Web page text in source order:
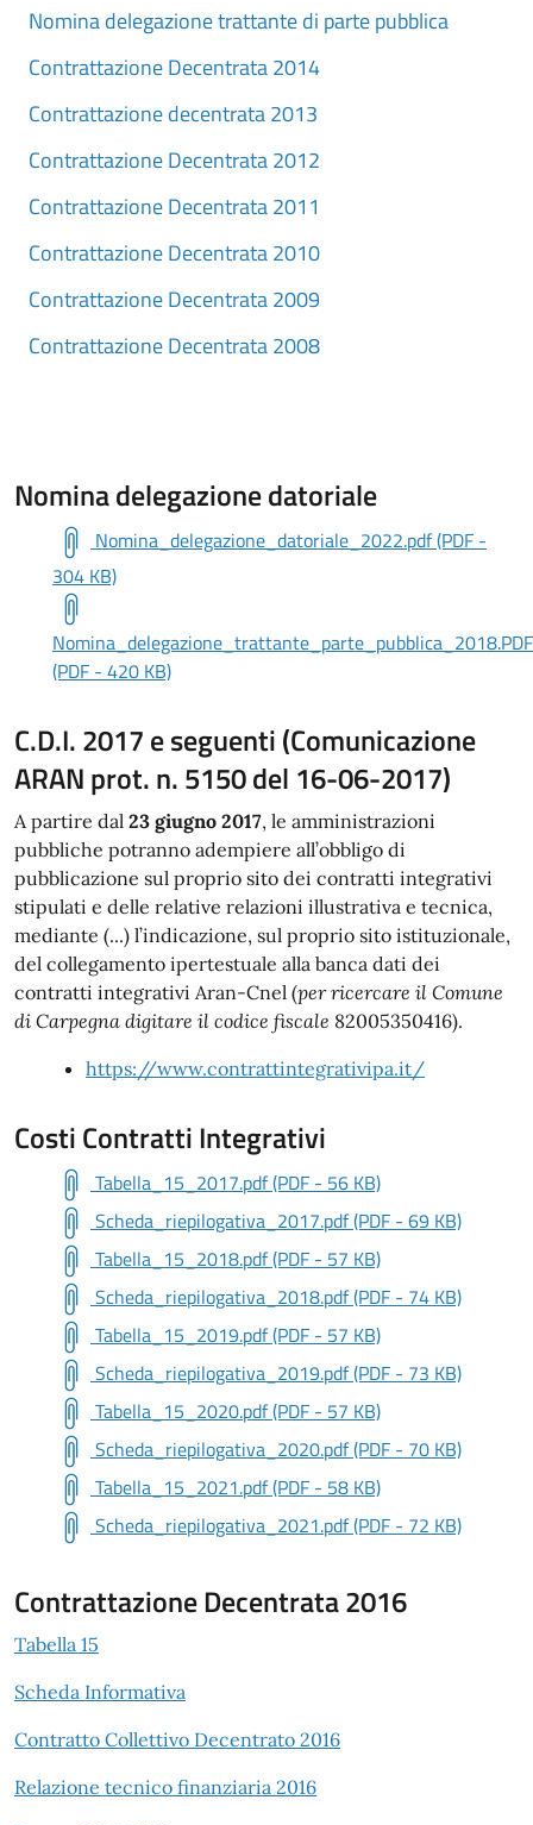
Nomina delegazione trattante di parte pubblica
Contrattazione Decentrata 2014
Contrattazione decentrata 2013
Contrattazione Decentrata 2012
Contrattazione Decentrata 2011
Contrattazione Decentrata 2010
Contrattazione Decentrata 2009
Contrattazione Decentrata 2008
Nomina delegazione datoriale
Nomina_delegazione_datoriale_2022.pdf (PDF -
304 KB)
Nomina_delegazione_trattante_parte_pubblica_2018.PDF
(PDF - 420 KB)
C.D.I. 2017 e seguenti (Comunicazione
ARAN prot. n. 5150 del 16-06-2017)
A partire dal 23 giugno 2017, le amministrazioni
pubbliche potranno adempiere all’obbligo di
pubblicazione sul proprio sito dei contratti integrativi
stipulati e delle relative relazioni illustrativa e tecnica,
mediante (...) l’indicazione, sul proprio sito istituzionale,
del collegamento ipertestuale alla banca dati dei
contratti integrativi Aran-Cnel (per ricercare il Comune
di Carpegna digitare il codice fiscale 82005350416).
https://www.contrattintegrativipa.it/
Costi Contratti Integrativi
Tabella_15_2017.pdf (PDF - 56 KB)
Scheda_riepilogativa_2017.pdf (PDF - 69 KB)
Tabella_15_2018.pdf (PDF - 57 KB)
Scheda_riepilogativa_2018.pdf (PDF - 74 KB)
Tabella_15_2019.pdf (PDF - 57 KB)
Scheda_riepilogativa_2019.pdf (PDF - 73 KB)
Tabella_15_2020.pdf (PDF - 57 KB)
Scheda_riepilogativa_2020.pdf (PDF - 70 KB)
Tabella_15_2021.pdf (PDF - 58 KB)
Scheda_riepilogativa_2021.pdf (PDF - 72 KB)
Contrattazione Decentrata 2016
Tabella 15
Scheda Informativa
Contratto Collettivo Decentrato 2016
Relazione tecnico finanziaria 2016